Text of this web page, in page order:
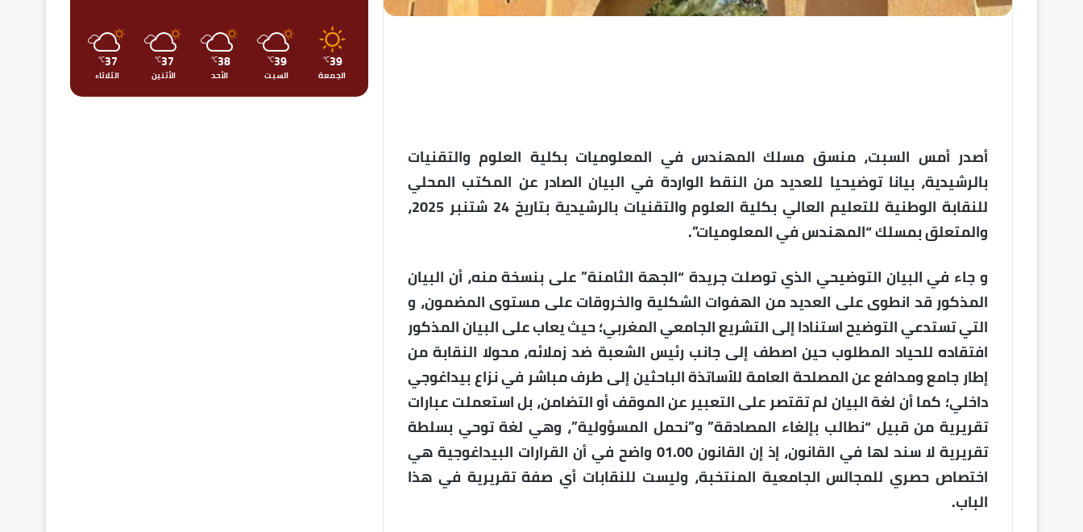
أصدر أمس السبت، منسق مسلك المهندس في المعلوميات بكلية العلوم والتقنيات
بالرشيدية، بيانا توضيحيا للعديد من النقط الواردة في البيان الصادر عن المكتب المحلي
للنقابة الوطنية للتعليم العالي بكلية العلوم والتقنيات بالرشيدية بتاريخ 24 شتنبر 2025،
والمتعلق بمسلك “المهندس في المعلوميات”.
و جاء في البيان التوضيحي الذي توصلت جريدة “الجهة الثامنة” على بنسخة منه، أن البيان
المذكور قد انطوى على العديد من الهفوات الشكلية والخروقات على مستوى المضمون، و
التي تستدعي التوضيح استنادا إلى التشريع الجامعي المغربي؛ حيث يعاب على البيان المذكور
افتقاده للحياد المطلوب حين اصطف إلى جانب رئيس الشعبة ضد زملائه، محولا النقابة من
إطار جامع ومدافع عن المصلحة العامة للأساتذة الباحثين إلى طرف مباشر في نزاع بيداغوجي
داخلي؛ كما أن لغة البيان لم تقتصر على التعبير عن الموقف أو التضامن، بل استعملت عبارات
تقريرية من قبيل “نطالب بإلغاء المصادقة” و”نحمل المسؤولية”، وهي لغة توحي بسلطة
تقريرية لا سند لها في القانون، إذ إن القانون 01.00 واضح في أن القرارات البيداغوجية هي
اختصاص حصري للمجالس الجامعية المنتخبة، وليست للنقابات أي صفة تقريرية في هذا
الباب.
39
℃
الجمعة
39
℃
السبت
38
℃
الأحد
37
℃
الأثنين
37
℃
الثلاثاء